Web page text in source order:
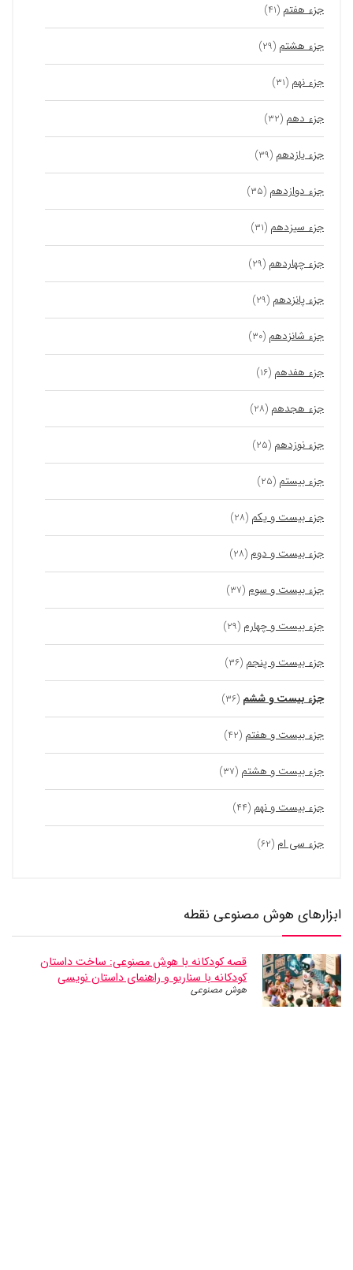
جزء هفتم (۴۱)
جزء هشتم (۲۹)
جزء نهم (۳۱)
جزء دهم (۳۲)
جزء یازدهم (۳۹)
جزء دوازدهم (۳۵)
جزء سیزدهم (۳۱)
جزء چهاردهم (۲۹)
جزء پانزدهم (۲۹)
جزء شانزدهم (۳۰)
جزء هفدهم (۱۶)
جزء هجدهم (۲۸)
جزء نوزدهم (۲۵)
جزء بیستم (۲۵)
جزء بیست و یکم (۲۸)
جزء بیست و دوم (۲۸)
جزء بیست و سوم (۳۷)
جزء بیست و چهارم (۲۹)
جزء بیست و پنجم (۳۶)
جزء بیست و ششم (۳۶)
جزء بیست و هفتم (۴۲)
جزء بیست و هشتم (۳۷)
جزء بیست و نهم (۴۴)
جزء سی ام (۶۲)
ابزارهای هوش مصنوعی نقطه
قصه کودکانه با هوش مصنوعی: ساخت داستان
کودکانه با سناریو و راهنمای داستان نویسی
هوش مصنوعی